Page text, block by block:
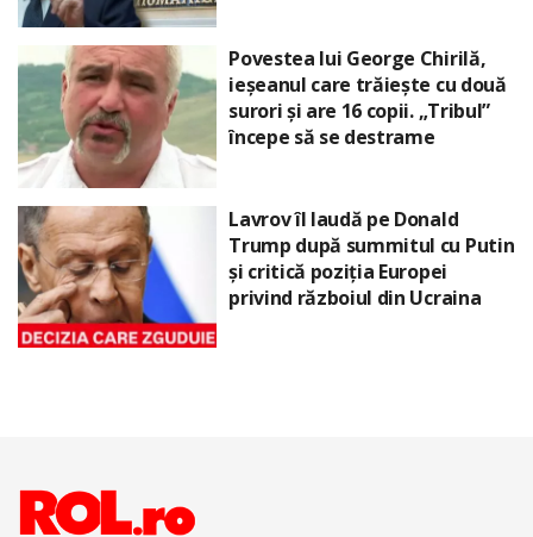
Povestea lui George Chirilă,
ieșeanul care trăiește cu două
surori și are 16 copii. „Tribul”
începe să se destrame
Lavrov îl laudă pe Donald
Trump după summitul cu Putin
și critică poziția Europei
privind războiul din Ucraina